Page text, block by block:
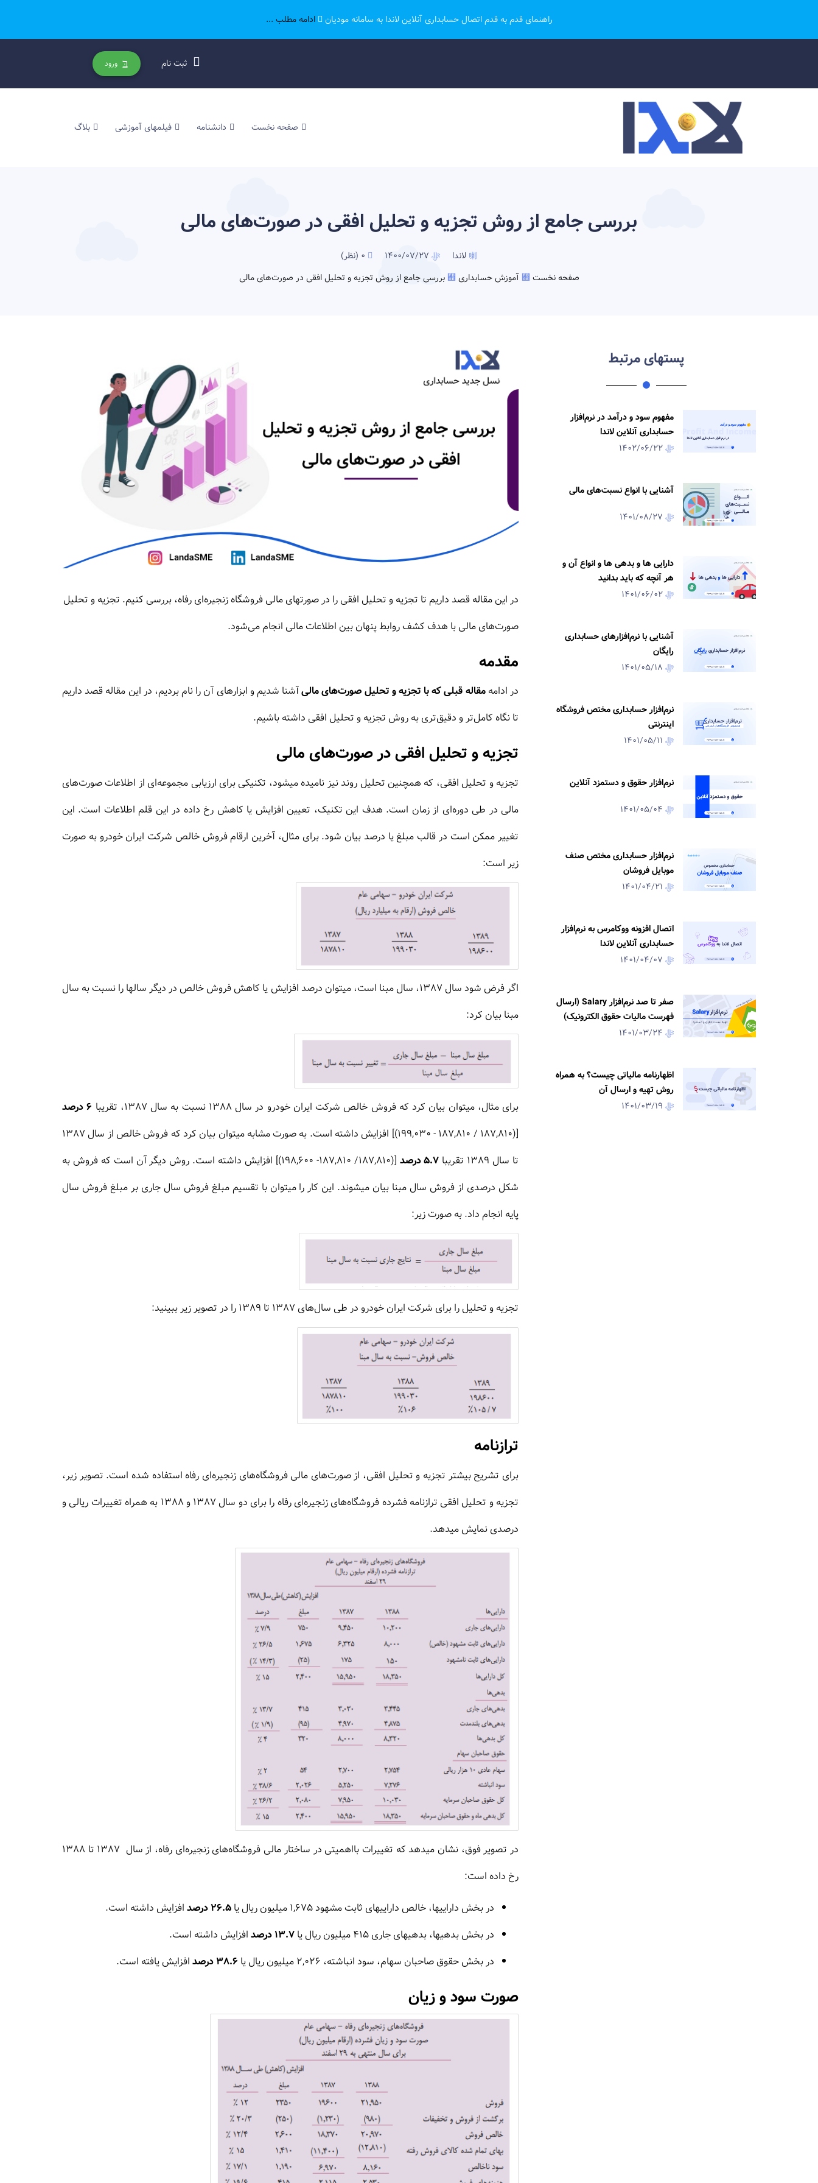
راهنمای قدم به قدم اتصال حسابداری آنلاین لاندا به سامانه مودیان ادامه مطلب ...
ثبت نام ورود
صفحه نخست دانشنامه فیلمهای آموزشی بلاگ
بررسی جامع از روش تجزیه و تحلیل افقی در صورت‌های مالی
لاندا 1400/07/27
0 (نظر)
صفحه نخست
آموزش حسابداری بررسی جامع از روش تجزیه و تحلیل افقی در صورت‌های مالی
پستهای مرتبط
مفهوم سود و درآمد در نرم‌افزار
حسابداری آنلاین لاندا
آشنایی با انواع نسبت‌های مالی
دارایی‌ ها و بدهی ها و انواع آن و
هر آنچه که باید بدانید
آشنایی با نرم‌افزارهای حسابداری
رایگان
نرم‌افزار حسابداری مختص فروشگاه
اینترنتی
نرم‌افزار حقوق و دستمزد آنلاین
نرم‌افزار حسابداری مختص صنف
موبایل فروشان
اتصال افزونه ووکامرس به نرم‌افزار
حسابداری آنلاین لاندا
صفر تا صد نرم‌افزار Salary (ارسال
فهرست مالیات حقوق الکترونیک)
اظهارنامه مالیاتی چیست؟ به همراه
روش تهیه و ارسال آن
در این مقاله قصد داریم تا تجزیه و تحلیل افقی را در صورتهای مالی فروشگاه زنجیره‌ای رفاه، بررسی کنیم. تجزیه و تحلیل
صورت‌های مالی با هدف کشف روابط پنهان بین اطلاعات مالی انجام می‌شود.
مقدمه
در ادامهمقاله قبلی که با تجزیه و تحلیل صورت‌های مالیآشنا شدیم و ابزارهای آن را نام بردیم، در این مقاله قصد داریم
تا نگاه کامل‌تر و دقیق‌تری به روش تجزیه و تحلیل افقی داشته باشیم.
تجزیه و تحلیل افقی در صورت‌های مالی
تجزیه و تحلیل افقی، که همچنین تحلیل روند نیز نامیده میشود، تکنیکی برای ارزیابی مجموعه‌ای از اطلاعات صورت‌های
مالی در طی دوره‌ای از زمان است. هدف این تکنیک، تعیین افزایش یا کاهش رخ داده در این قلم اطلاعات است. این
تغییر ممکن است در قالب مبلغ یا درصد بیان شود. برای مثال، آخرین ارقام فروش خالص شرکت ایران خودرو به صورت
زیر است:
اگر فرض شود سال 1387، سال مبنا است، میتوان درصد افزایش یا کاهش فروش خالص در دیگر سالها را نسبت به سال
مبنا بیان کرد:
برای مثال، میتوان بیان کرد که فروش خالص شرکت ایران خودرو در سال 1388 نسبت به سال 1387، تقریبا
6 درصد
[(187,810 / 187,810 - 199,030)] افزایش داشته است. به صورت مشابه میتوان بیان کرد که فروش خالص از سال 1387
تا سال 1389 تقریبا
5.7 درصد
[(187,810/ 187,810- 198,600)] افزایش داشته است. روش دیگر آن است که فروش به
شکل درصدی از فروش سال مبنا بیان میشوند. این کار را میتوان با تقسیم مبلغ فروش سال جاری بر مبلغ فروش سال
پایه انجام داد. به صورت زیر:
تجزیه و تحلیل را برای شرکت ایران خودرو در طی سال‌های 1387 تا 1389 را در تصویر زیر ببینید:
ترازنامه
برای تشریح بیشتر تجزیه و تحلیل افقی، از صورت‌های مالی فروشگاه‌های زنجیره‌ای رفاه استفاده شده است. تصویر زیر،
تجزیه و تحلیل افقی ترازنامه فشرده فروشگاه‌های زنجیره‌ای رفاه را برای دو سال 1387 و 1388 به همراه تغییرات ریالی و
درصدی نمایش میدهد.
در تصویر فوق، نشان میدهد که تغییرات بااهمیتی در ساختار مالی فروشگاه‌های زنجیره‌ای رفاه، از سال 1387 تا 1388
رخ داده است:
در بخش داراییها، خالص داراییهای ثابت مشهود 1,675 میلیون ریال یا
26.5 درصد
افزایش داشته است.
در بخش بدهیها، بدهیهای جاری 415 میلیون ریال یا
13.7 درصد
افزایش داشته است.
در بخش حقوق صاحبان سهام، سود انباشته، 2,026 میلیون ریال یا
38.6 درصد افزایش یافته است.
صورت سود و زیان